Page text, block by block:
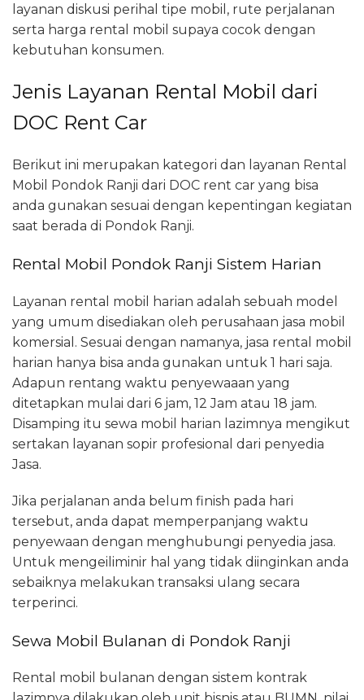
layanan diskusi perihal tipe mobil, rute perjalanan
serta harga rental mobil supaya cocok dengan
kebutuhan konsumen.
Jenis Layanan Rental Mobil dari
DOC Rent Car
Berikut ini merupakan kategori dan layanan Rental
Mobil Pondok Ranji dari DOC rent car yang bisa
anda gunakan sesuai dengan kepentingan kegiatan
saat berada di Pondok Ranji.
Rental Mobil Pondok Ranji Sistem Harian
Layanan rental mobil harian adalah sebuah model
yang umum disediakan oleh perusahaan jasa mobil
komersial. Sesuai dengan namanya, jasa rental mobil
harian hanya bisa anda gunakan untuk 1 hari saja.
Adapun rentang waktu penyewaaan yang
ditetapkan mulai dari 6 jam, 12 Jam atau 18 jam.
Disamping itu sewa mobil harian lazimnya mengikut
sertakan layanan sopir profesional dari penyedia
Jasa.
Jika perjalanan anda belum finish pada hari
tersebut, anda dapat memperpanjang waktu
penyewaan dengan menghubungi penyedia jasa.
Untuk mengeiliminir hal yang tidak diinginkan anda
sebaiknya melakukan transaksi ulang secara
terperinci.
Sewa Mobil Bulanan di Pondok Ranji
Rental mobil bulanan dengan sistem kontrak